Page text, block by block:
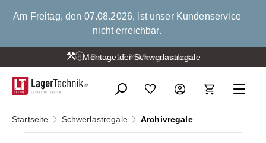
springen
Am Freitag, den 07.08.2026, ist unser Kundenservice
nicht erreichbar.
Bis zu 15 % Mengenrabatt
Montage der Schwerlastregale
Startseite Schwerlastregale Archivregale